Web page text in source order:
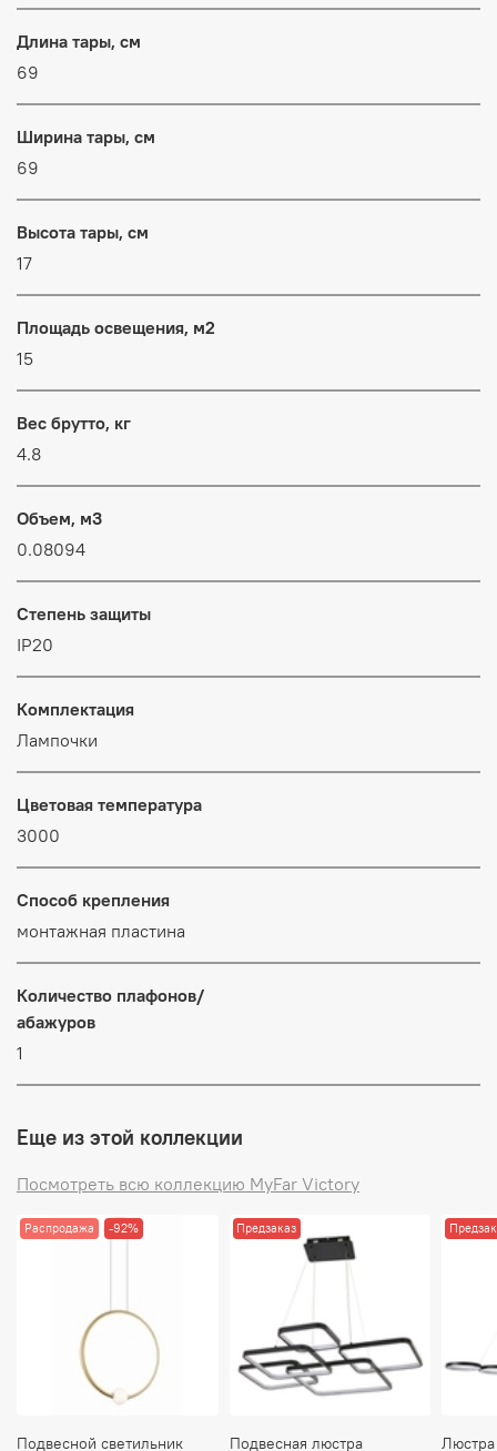
Длина тары, см
69
Ширина тары, см
69
Высота тары, см
17
Площадь освещения, м2
15
Вес брутто, кг
4.8
Объем, м3
0.08094
Степень защиты
IP20
Комплектация
Лампочки
Цветовая температура
3000
Способ крепления
монтажная пластина
Количество плафонов/
абажуров
1
Еще из этой коллекции
Посмотреть всю коллекцию MyFar Victory
Распродажа -92%
Подвесной светильник
Предзаказ
Подвесная люстра